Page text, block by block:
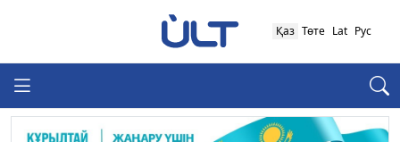
Қаз Төте Lat Рус